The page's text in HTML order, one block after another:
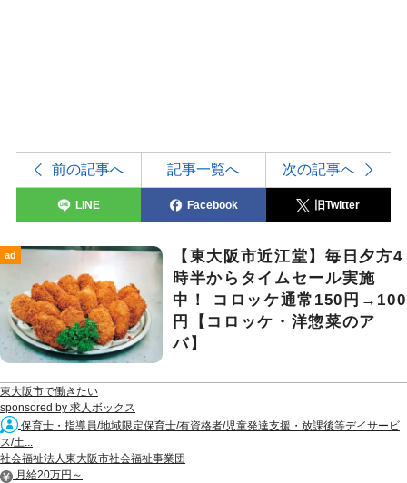
前の記事へ 記事一覧へ 次の記事へ
LINE Facebook 旧Twitter
ad
【東大阪市近江堂】毎日夕方4
時半からタイムセール実施
中！ コロッケ通常150円→100
円【コロッケ・洋惣菜のア
バ】
東大阪市で働きたい
sponsored by 求人ボックス
保育士・指導員/地域限定保育士/有資格者/児童発達支援・放課後等デイサービ
ス/土...
社会福祉法人東大阪市社会福祉事業団
月給20万円～